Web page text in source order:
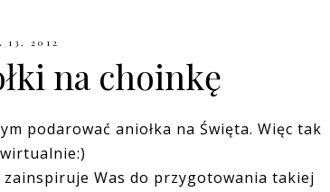
13, 2012
na choinkę
podarować aniołka na Święta. Więc tak
Was do przygotowania takiej